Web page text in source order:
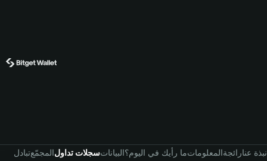
تبادلالمجمّعسجلات تداولالبياناتما رأيك في اليوم؟المعلوماترائجةنبذة عنا